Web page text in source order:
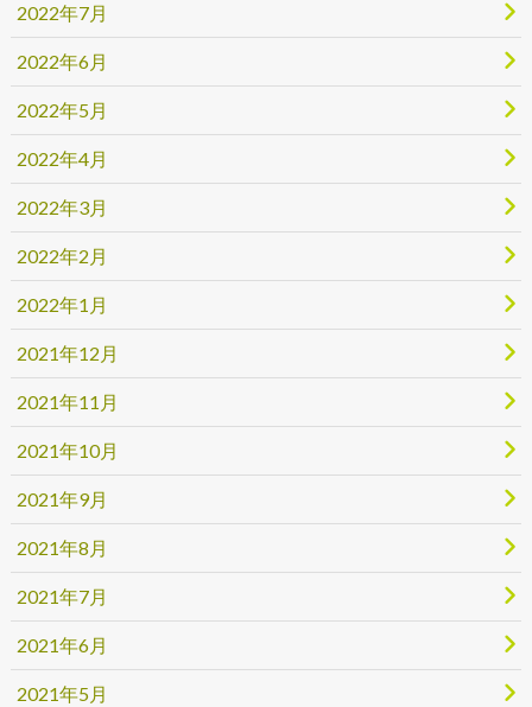
2022年7月
2022年6月
2022年5月
2022年4月
2022年3月
2022年2月
2022年1月
2021年12月
2021年11月
2021年10月
2021年9月
2021年8月
2021年7月
2021年6月
2021年5月